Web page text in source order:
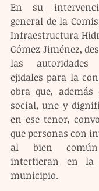
En su
general de la
Infraestructura
Gómez Jiménez,
las
ejidales para la
obra que,
social, une y
en ese tenor,
que personas con
al bien
interfieran en la
municipio.